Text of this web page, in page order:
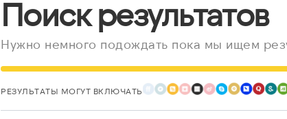
Поиск результатов
Нужно немного подождать пока мы ищем
РЕЗУЛЬТАТЫ МОГУТ ВКЛЮЧАТЬ